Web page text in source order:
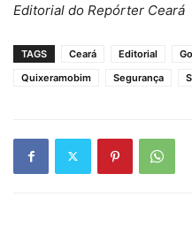
Editorial do Repórter Ceará
TAGS Ceará Editorial
Quixeramobim
Segurança